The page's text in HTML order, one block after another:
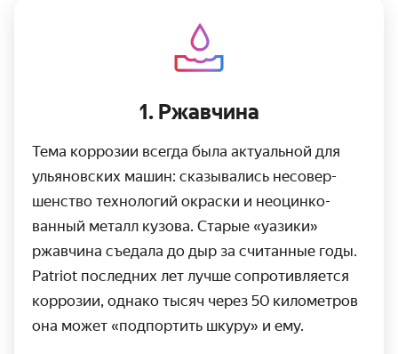
1. Ржавчина
Тема коррозии всегда была актуальной для
ульяновских машин: сказывались несовер­
шенство технологий окраски и неоцинко­
ванный металл кузова. Старые «уазики»
ржавчина съедала до дыр за считанные годы.
Patriot последних лет лучше сопротив­ляется
коррозии, однако тысяч через 50 кило­метров
она может «подпортить шкуру» и ему.